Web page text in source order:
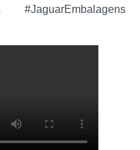
#JaguarEmbalagens